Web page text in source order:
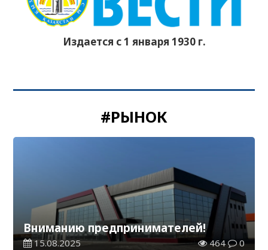
Издается с 1 января 1930 г.
#РЫНОК
Вниманию предпринимателей!
15.08.2025 464 0